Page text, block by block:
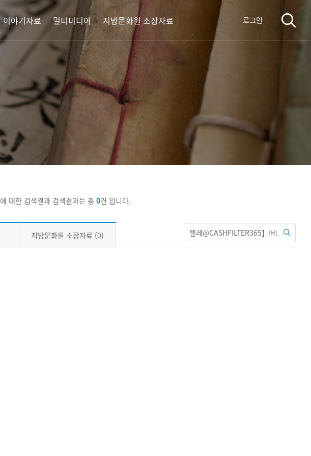
이야기자료 멀티미디어 지방문화원 소장자료 로그인
에 대한 검색결과 검색결과는 총 0건 입니다.
지방문화원 소장자료 (0)